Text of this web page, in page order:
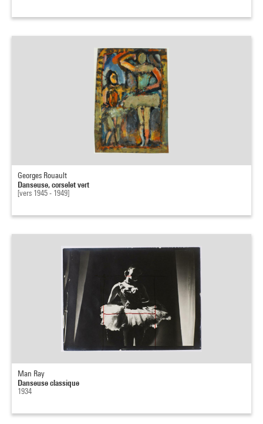
Georges Rouault
Danseuse, corselet vert
[vers 1945 - 1949]
Man Ray
Danseuse classique
1934